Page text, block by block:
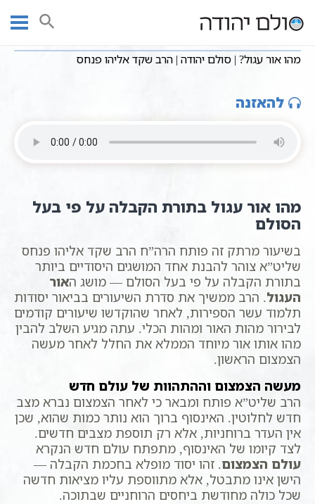
עמוד ראשי שיעורי וידאו
מהו אור עגול? | סולם יהודה | הרב שקד אליהו פנחס
מהו אור עגול? | סולם יהודה | הרב שקד אליהו פנחס
להאזנה
מהו אור עגול בתורת הקבלה על פי בעל
הסולם
בשיעור מרתק זה פותח הרה”ח הרב שקד אליהו פנחס
שליט”א צוהר להבנת אחד המושגים היסודיים ביותר
בתורת הקבלה על פי בעל הסולם — מושג האור
העגול. הרב ממשיך את סדרת השיעורים בביאור יסודות
תלמוד עשר הספירות, לאחר שהוקדשו שיעורים קודמים
לבירור מהות האור ומהות הכלי. עתה מגיע השלב להבין
מהו אותו אור מיוחד הממלא את החלל לאחר מעשה
הצמצום הראשון.
מעשה הצמצום וההתהוות של עולם חדש
הרב שליט”א פותח ומבאר כי לאחר הצמצום נברא מצב
חדש לחלוטין. האינסוף ברוך הוא נותר כמות שהוא, שכן
אין העדר ברוחניות, אלא רק תוספת מצבים חדשים.
לצד קיומו של האינסוף, מתפתח עולם חדש הנקרא
עולם הצמצום. זהו יסוד מופלא בחכמת הקבלה —
הישן אינו מתבטל, אלא מתווספת עליו מציאות חדשה
שכל כולה מחודשת ביחסים הרוחניים שבתוכה.